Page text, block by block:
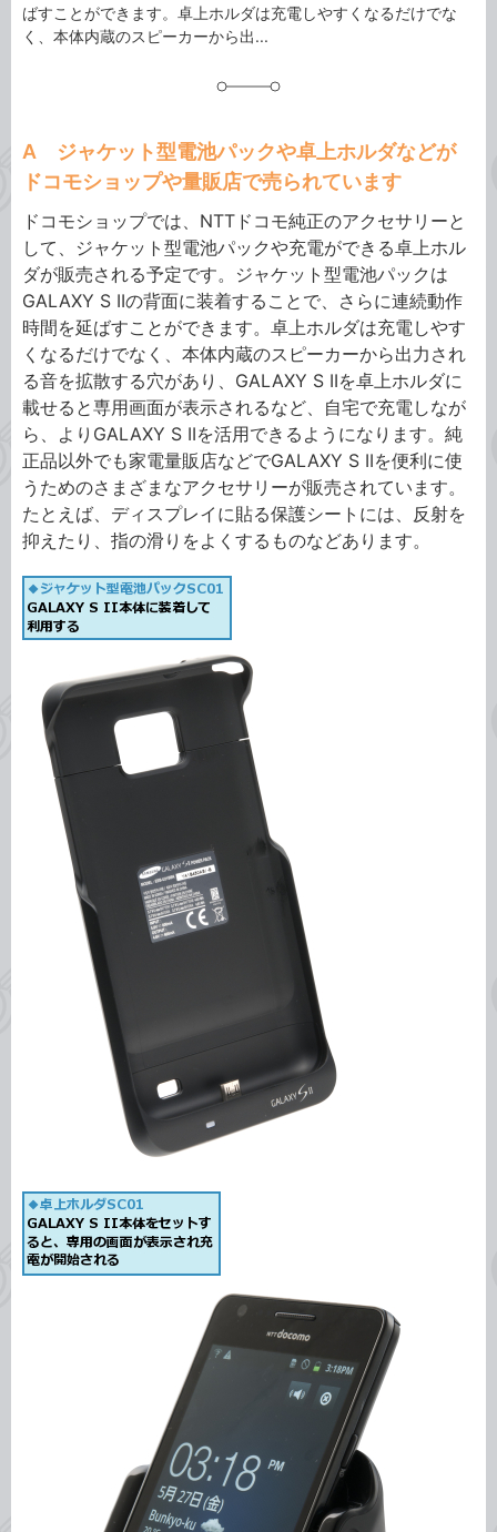
ばすことができます。卓上ホルダは充電しやすくなるだけでな
く、本体内蔵のスピーカーから出...
A ジャケット型電池パックや卓上ホルダなどが
ドコモショップや量販店で売られています
ドコモショップでは、NTTドコモ純正のアクセサリーと
して、ジャケット型電池パックや充電ができる卓上ホル
ダが販売される予定です。ジャケット型電池パックは
GALAXY S IIの背面に装着することで、さらに連続動作
時間を延ばすことができます。卓上ホルダは充電しやす
くなるだけでなく、本体内蔵のスピーカーから出力され
る音を拡散する穴があり、GALAXY S IIを卓上ホルダに
載せると専用画面が表示されるなど、自宅で充電しなが
ら、よりGALAXY S IIを活用できるようになります。純
正品以外でも家電量販店などでGALAXY S IIを便利に使
うためのさまざまなアクセサリーが販売されています。
たとえば、ディスプレイに貼る保護シートには、反射を
抑えたり、指の滑りをよくするものなどあります。